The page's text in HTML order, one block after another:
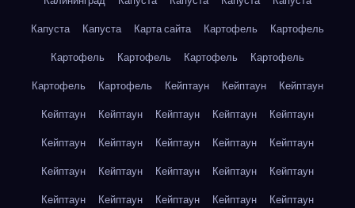
Капуста
Капуста Карта сайта Картофель
Картофель
Картофель
Картофель Картофель
Картофель
Картофель
Картофель Кейптаун Кейптаун
Кейптаун
Кейптаун
Кейптаун Кейптаун Кейптаун
Кейптаун
Кейптаун
Кейптаун Кейптаун Кейптаун
Кейптаун
Кейптаун
Кейптаун Кейптаун Кейптаун
Кейптаун
Кейптаун
Кейптаун Кейптаун Кейптаун
Кейптаун